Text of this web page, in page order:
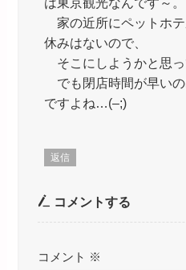
家の近所にペットホ
休みはないので、
そこにしようかと思っ
でも閉店時間が早い
ですよね…(–;)
返信
コメントする
コメント ※